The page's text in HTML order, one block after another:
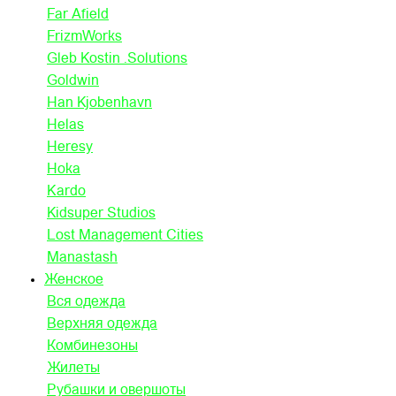
Far Afield
FrizmWorks
Gleb Kostin .Solutions
Goldwin
Han Kjobenhavn
Helas
Heresy
Hoka
Kardo
Kidsuper Studios
Lost Management Cities
Manastash
Женское
Вся одежда
Верхняя одежда
Комбинезоны
Жилеты
Рубашки и овершоты